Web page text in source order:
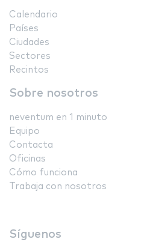
Calendario
Países
Ciudades
Sectores
Recintos
Sobre nosotros
neventum en 1 minuto
Equipo
Contacta
Oficinas
Cómo funciona
Trabaja con nosotros
Síguenos